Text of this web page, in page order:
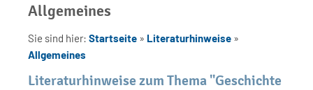
Allgemeines
Sie sind hier: Startseite » Literaturhinweise »
Allgemeines
Literaturhinweise zum Thema "Geschichte